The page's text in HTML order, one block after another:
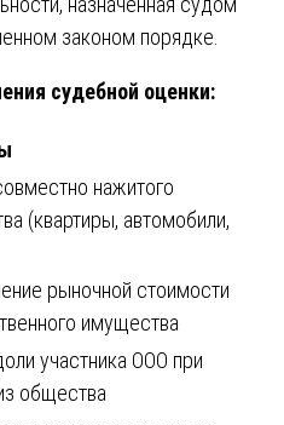
законом порядке.
судебной оценки:
нажитого
(квартиры, автомобили,
рыночной стоимости
имущества
участника ООО при
общества